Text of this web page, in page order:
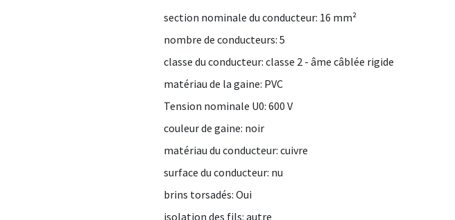
section nominale du conducteur: 16 mm²
nombre de conducteurs: 5
classe du conducteur: classe 2 - âme câblée rigide
matériau de la gaine: PVC
Tension nominale U0: 600 V
couleur de gaine: noir
matériau du conducteur: cuivre
surface du conducteur: nu
brins torsadés: Oui
isolation des fils: autre